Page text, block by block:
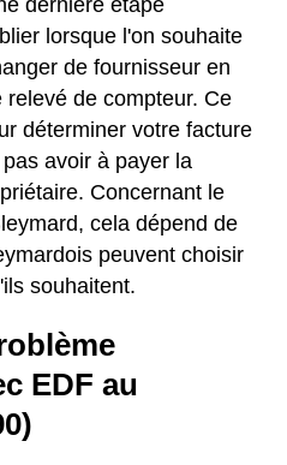
dernière étape
lorsque l'on souhaite
de fournisseur en
de compteur. Ce
déterminer votre facture
avoir à payer la
Concernant le
cela dépend de
peuvent choisir
souhaitent.
EDF au